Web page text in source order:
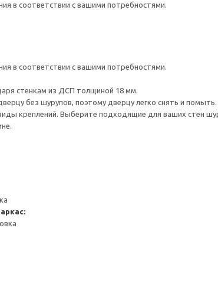
в соответствии с вашими потребностями.
в соответствии с вашими потребностями.
стенкам из ДСП толщиной 18 мм.
без шурупов, поэтому дверцу легко снять и помыть.
креплений. Выберите подходящие для ваших стен